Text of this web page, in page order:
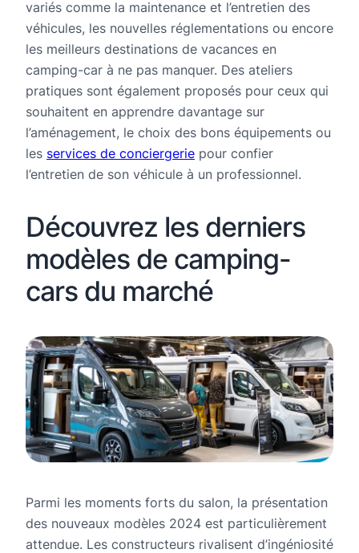
variés comme la maintenance et l’entretien des
véhicules, les nouvelles réglementations ou encore
les meilleurs destinations de vacances en
camping-car à ne pas manquer. Des ateliers
pratiques sont également proposés pour ceux qui
souhaitent en apprendre davantage sur
l’aménagement, le choix des bons équipements ou
les services de conciergerie pour confier
l’entretien de son véhicule à un professionnel.
Découvrez les derniers
modèles de camping-
cars du marché
Parmi les moments forts du salon, la présentation
des nouveaux modèles 2024 est particulièrement
attendue. Les constructeurs rivalisent d’ingéniosité